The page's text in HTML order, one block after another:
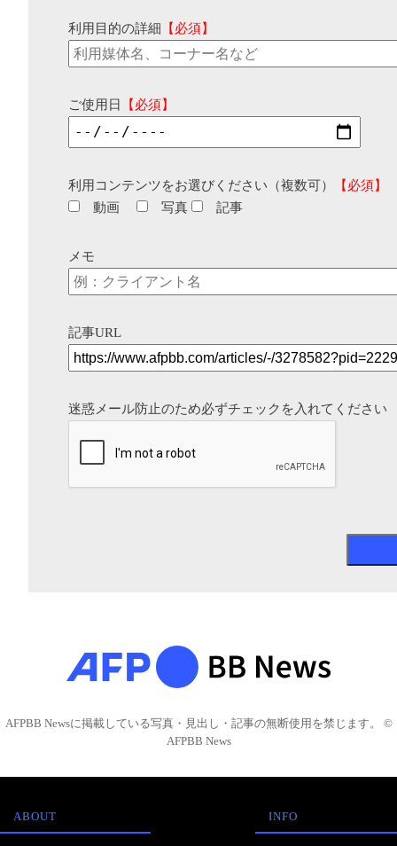
利用目的の詳細 【必須】
ご使用日 【必須】
利用コンテンツをお選びください（複数可）
【必須】
動画
写真 記事
メモ
記事URL
迷惑メール防止のため必ずチェックを入れてください
AFPBB Newsに掲載している写真・見出し・記事の無断使用を禁じます。 ©
AFPBB News
ABOUT INFO